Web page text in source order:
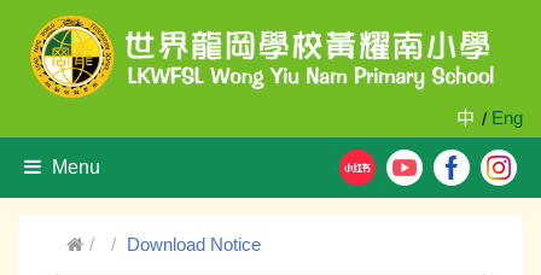
中 / Eng
Menu
Download Notice